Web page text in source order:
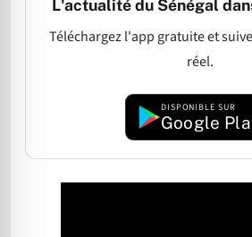
L'actualité du Sénégal
Téléchargez l'app gratuite et
réel.
DISPONIBLE SUR
Google